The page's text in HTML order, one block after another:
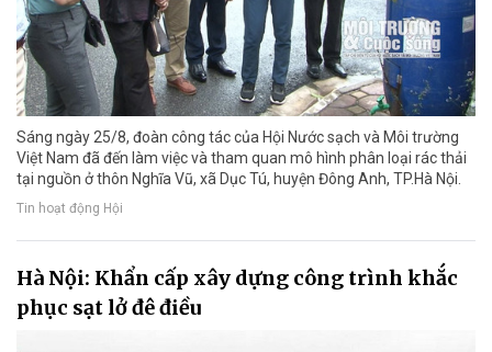
Sáng ngày 25/8, đoàn công tác của Hội Nước sạch và Môi trường
Việt Nam đã đến làm việc và tham quan mô hình phân loại rác thải
tại nguồn ở thôn Nghĩa Vũ, xã Dục Tú, huyện Đông Anh, TP.Hà Nội.
Tin hoạt động Hội
Hà Nội: Khẩn cấp xây dựng công trình khắc
phục sạt lở đê điều